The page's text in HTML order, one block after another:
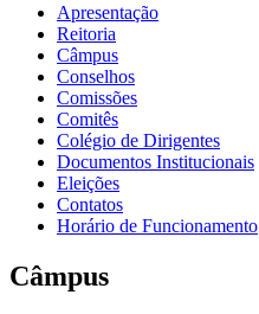
Apresentação
Reitoria
Câmpus
Conselhos
Comissões
Comitês
Colégio de Dirigentes
Documentos Institucionais
Eleições
Contatos
Horário de Funcionamento
Câmpus